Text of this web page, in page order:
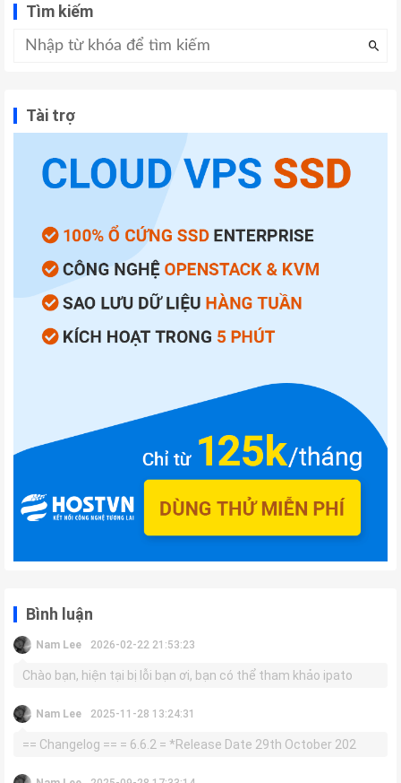
Tìm kiếm
Tài trợ
Bình luận
Nam Lee 2026-02-22 21:53:23
Chào bạn, hiện tại bị lỗi bạn ơi, bạn có thể tham khảo ipato
Nam Lee 2025-11-28 13:24:31
== Changelog == = 6.6.2 = *Release Date 29th October 202